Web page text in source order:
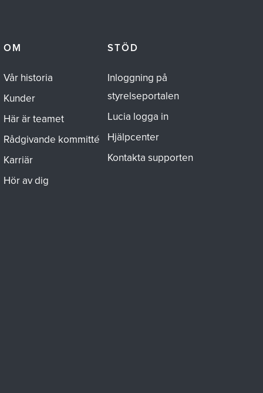
OM
Vår historia
Kunder
Här är teamet
Rådgivande kommitté
Karriär
Hör av dig
STÖD
Inloggning på
styrelseportalen
Lucia logga in
Hjälpcenter
Kontakta supporten